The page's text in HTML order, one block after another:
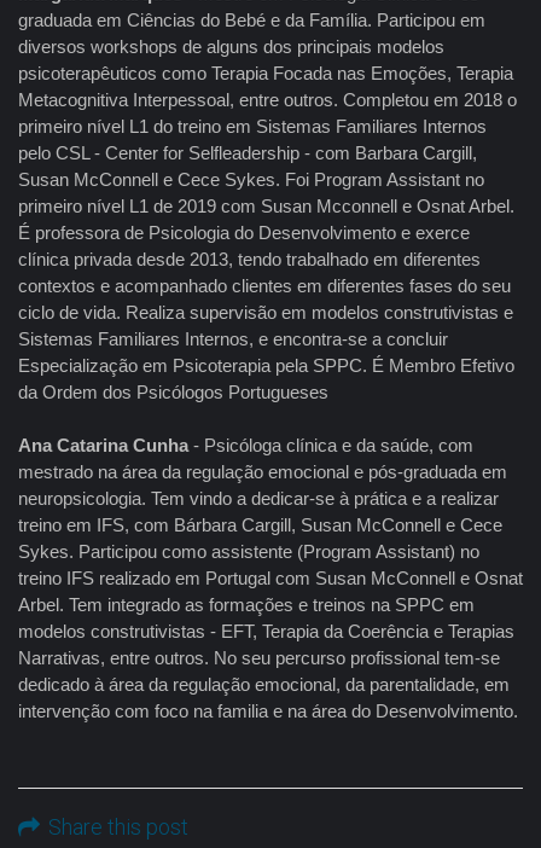
graduada em Ciências do Bebé e da Família. Participou em
diversos workshops de alguns dos principais modelos
psicoterapêuticos como Terapia Focada nas Emoções, Terapia
Metacognitiva Interpessoal, entre outros. Completou em 2018 o
primeiro nível L1 do treino em Sistemas Familiares Internos
pelo CSL - Center for Selfleadership - com Barbara Cargill,
Susan McConnell e Cece Sykes. Foi Program Assistant no
primeiro nível L1 de 2019 com Susan Mcconnell e Osnat Arbel.
É professora de Psicologia do Desenvolvimento e exerce
clínica privada desde 2013, tendo trabalhado em diferentes
contextos e acompanhado clientes em diferentes fases do seu
ciclo de vida. Realiza supervisão em modelos construtivistas e
Sistemas Familiares Internos, e encontra-se a concluir
Especialização em Psicoterapia pela SPPC. É Membro Efetivo
da Ordem dos Psicólogos Portugueses
Ana Catarina Cunha - Psicóloga clínica e da saúde, com
mestrado na área da regulação emocional e pós-graduada em
neuropsicologia. Tem vindo a dedicar-se à prática e a realizar
treino em IFS, com Bárbara Cargill, Susan McConnell e Cece
Sykes. Participou como assistente (Program Assistant) no
treino IFS realizado em Portugal com Susan McConnell e Osnat
Arbel. Tem integrado as formações e treinos na SPPC em
modelos construtivistas - EFT, Terapia da Coerência e Terapias
Narrativas, entre outros. No seu percurso profissional tem-se
dedicado à área da regulação emocional, da parentalidade, em
intervenção com foco na familia e na área do Desenvolvimento.
Share this post